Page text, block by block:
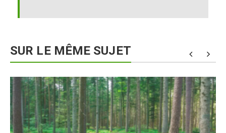
SUR LE MÊME SUJET